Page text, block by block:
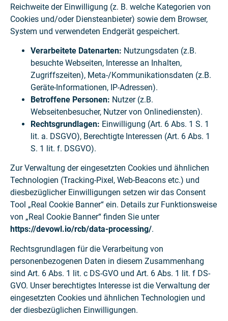
Reichweite der Einwilligung (z. B. welche Kategorien von
Cookies und/oder Diensteanbieter) sowie dem Browser,
System und verwendeten Endgerät gespeichert.
Verarbeitete Datenarten: Nutzungsdaten (z.B.
besuchte Webseiten, Interesse an Inhalten,
Zugriffszeiten), Meta-/Kommunikationsdaten (z.B.
Geräte-Informationen, IP-Adressen).
Betroffene Personen: Nutzer (z.B.
Webseitenbesucher, Nutzer von Onlinediensten).
Rechtsgrundlagen: Einwilligung (Art. 6 Abs. 1 S. 1
lit. a. DSGVO), Berechtigte Interessen (Art. 6 Abs. 1
S. 1 lit. f. DSGVO).
Zur Verwaltung der eingesetzten Cookies und ähnlichen
Technologien (Tracking-Pixel, Web-Beacons etc.) und
diesbezüglicher Einwilligungen setzen wir das Consent
Tool „Real Cookie Banner“ ein. Details zur Funktionsweise
von „Real Cookie Banner“ finden Sie unter
https://devowl.io/rcb/data-processing/.
Rechtsgrundlagen für die Verarbeitung von
personenbezogenen Daten in diesem Zusammenhang
sind Art. 6 Abs. 1 lit. c DS-GVO und Art. 6 Abs. 1 lit. f DS-
GVO. Unser berechtigtes Interesse ist die Verwaltung der
eingesetzten Cookies und ähnlichen Technologien und
der diesbezüglichen Einwilligungen.